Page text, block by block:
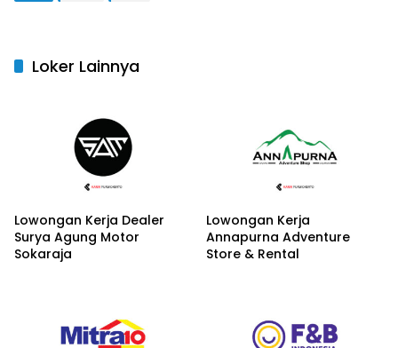
Loker Lainnya
Lowongan Kerja Dealer
Surya Agung Motor
Sokaraja
Lowongan Kerja
Annapurna Adventure
Store & Rental